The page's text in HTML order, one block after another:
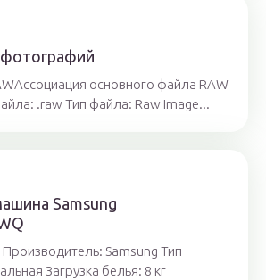
основного файла RAW
.raw Тип файла: Raw Image...
Samsung
Samsung Тип
Загрузка белья: 8 кг